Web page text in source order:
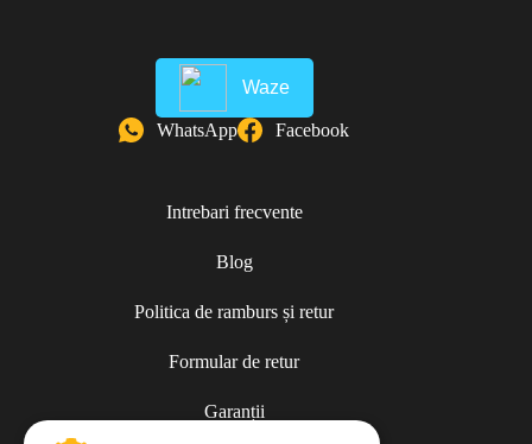
Waze
WhatsApp Facebook
Intrebari frecvente
Blog
Politica de ramburs și retur
Formular de retur
Garanții